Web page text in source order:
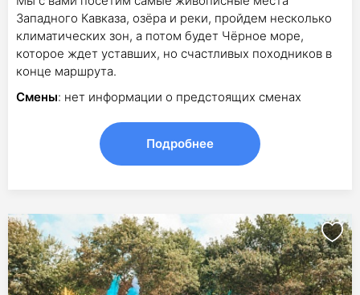
Западного Кавказа, озёра и реки, пройдем несколько
климатических зон, а потом будет Чёрное море,
которое ждет уставших, но счастливых походников в
конце маршрута.
Смены: нет информации о предстоящих сменах
Подробнее